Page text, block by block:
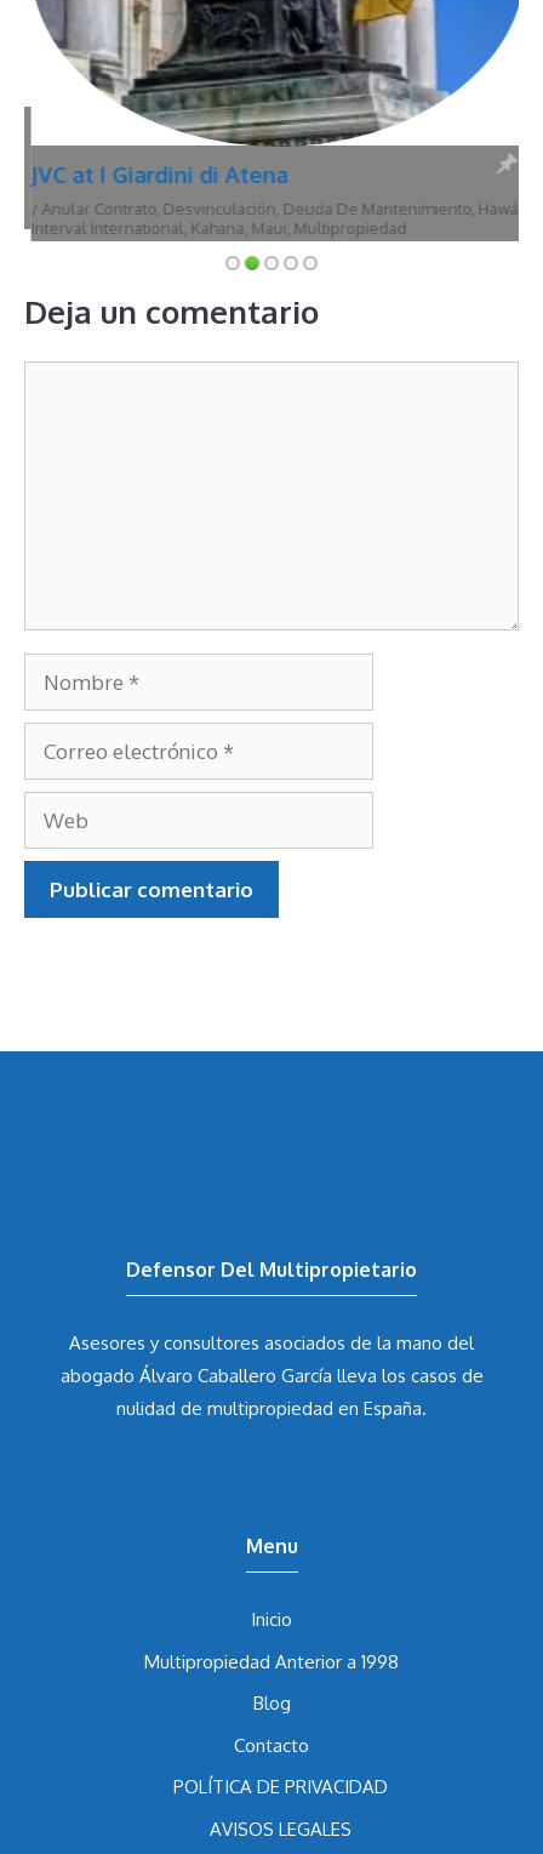
JVC at I Giardini di Atena
/Anular Contrato,Desvinculación,Deuda De Mantenimiento,Hawái,
Interval International,Kahana,Maui,Multipropiedad
Nombre
Correo
electrónico
Web
Asesores y consultores asociados de la mano del
abogado Álvaro Caballero Garcíalleva los casos de
Inicio
Multipropiedad Anterior a 1998
Blog
Contacto
POLÍTICA DE PRIVACIDAD